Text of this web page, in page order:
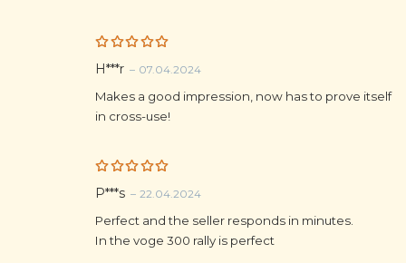
Rated5
H***r – 07.04.2024
Makes a good impression, now has to prove itself
in cross-use!
Rated5
P***s – 22.04.2024
Perfect and the seller responds in minutes.
In the voge 300 rally is perfect